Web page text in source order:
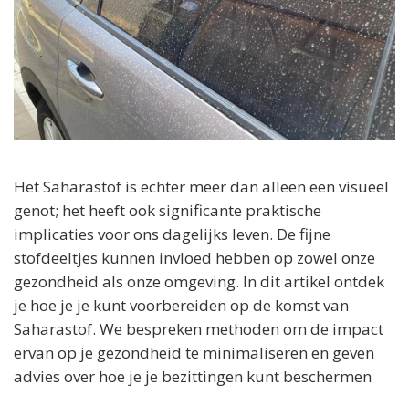
Het Saharastof is echter meer dan alleen een visueel
genot; het heeft ook significante praktische
implicaties voor ons dagelijks leven. De fijne
stofdeeltjes kunnen invloed hebben op zowel onze
gezondheid als onze omgeving. In dit artikel ontdek
je hoe je je kunt voorbereiden op de komst van
Saharastof. We bespreken methoden om de impact
ervan op je gezondheid te minimaliseren en geven
advies over hoe je je bezittingen kunt beschermen